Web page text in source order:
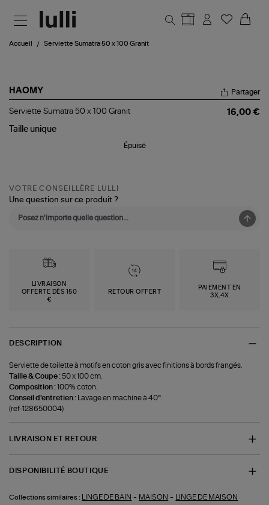
Accueil Serviette Sumatra 50 x 100 Granit
HAOMY
Serviette
50
Partager
Serviette Sumatra 50 x 100 Granit
16,00 €
Taille unique
Épuisé
VOTRE CONSEILLÈRE LULLI
Une question sur ce produit ?
LIVRAISON
OFFERTE DÈS 150
€
RETOUR OFFERT
PAIEMENT EN
3X,4X
DESCRIPTION
Serviette de toilette à motifs en coton gris avec finitions à bords frangés.
Taille & Coupe :50 x 100 cm.
Composition :100% coton.
Conseil d'entretien :
Lavage en machine à 40°.
(ref-128650004)
LIVRAISON ET RETOUR
DISPONIBILITÉ BOUTIQUE
Collections similaires : LINGE DE BAIN - MAISON - LINGE DE MAISON